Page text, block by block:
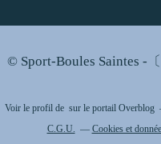
© Sport-Boules Saintes -
Voir le profil de sur le portail Overblog
C.G.U.
Cookies et